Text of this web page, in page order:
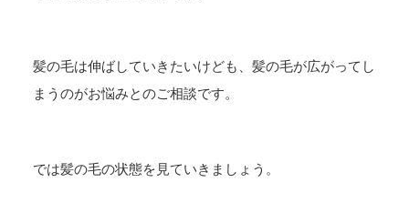
髪の毛は伸ばしていきたいけども、髪の毛が広がってし
まうのがお悩みとのご相談です。
では髪の毛の状態を見ていきましょう。